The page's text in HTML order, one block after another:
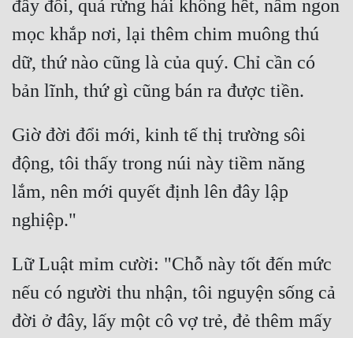
Tính Cách Nhân Vật :
Cơ Trí
Sát Phạt Quyết Đoán
Điềm Đạm
đầy đồi, quả rừng hái không hết, nấm ngon
mọc khắp nơi, lại thêm chim muông thú
dữ, thứ nào cũng là của quý. Chỉ cần có
Giờ đời đổi mới, kinh tế thị trường sôi
động, tôi thấy trong núi này tiềm năng
lắm, nên mới quyết định lên đây lập
Lữ Luật mỉm cười: "Chỗ này tốt đến mức
nếu có người thu nhận, tôi nguyện sống cả
đời ở đây, lấy một cô vợ trẻ, đẻ thêm mấy